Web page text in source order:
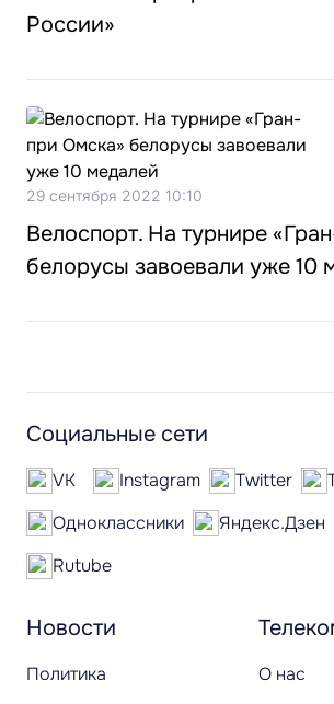
России»
29 сентября 2022 10:10
Велоспорт. На турнире
белорусы завоевали уже 10
Новости
Политика
О нас
Социальные сети
VK Instagram Twitter
Одноклассники
Яндекс.Дзен
Rutube